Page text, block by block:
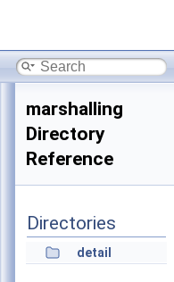
marshalling
Directory
Reference
Directories
detail